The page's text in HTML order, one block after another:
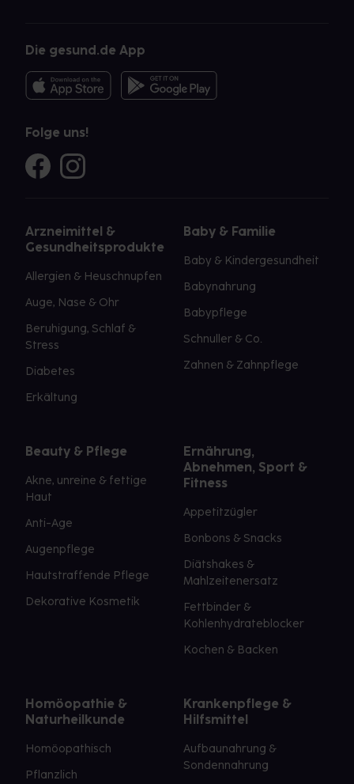
Die gesund.de App
Folge uns!
Arzneimittel &
Gesundheitsprodukte
Allergien & Heuschnupfen
Auge, Nase & Ohr
Beruhigung, Schlaf &
Stress
Diabetes
Erkältung
Baby & Familie
Baby & Kindergesundheit
Babynahrung
Babypflege
Schnuller & Co.
Zahnen & Zahnpflege
Beauty & Pflege
Akne, unreine & fettige
Haut
Anti-Age
Augenpflege
Hautstraffende Pflege
Dekorative Kosmetik
Ernährung,
Abnehmen, Sport &
Fitness
Appetitzügler
Bonbons & Snacks
Diätshakes &
Mahlzeitenersatz
Fettbinder &
Kohlenhydrateblocker
Kochen & Backen
Homöopathie &
Naturheilkunde
Homöopathisch
Pflanzlich
Krankenpflege &
Hilfsmittel
Aufbaunahrung &
Sondennahrung